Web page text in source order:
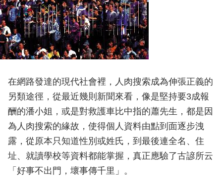
在網路發達的現代社會裡，人肉搜索成為伸張正義的
另類途徑，從最近幾則新聞來看，像是堅持要3成報
酬的潘小姐，或是對救護車比中指的蕭先生，都是因
為人肉搜索的緣故，使得個人資料由點到面逐步洩
露，從原本只知道性別或姓氏，到最後連全名、住
址、就讀學校等資料都能掌握，真正應驗了古諺所云
「好事不出門，壞事傳千里」。